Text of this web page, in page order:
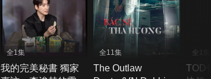
全1集
我的完美秘書 獨家
全11集
The Outlaw
全1集
TOD